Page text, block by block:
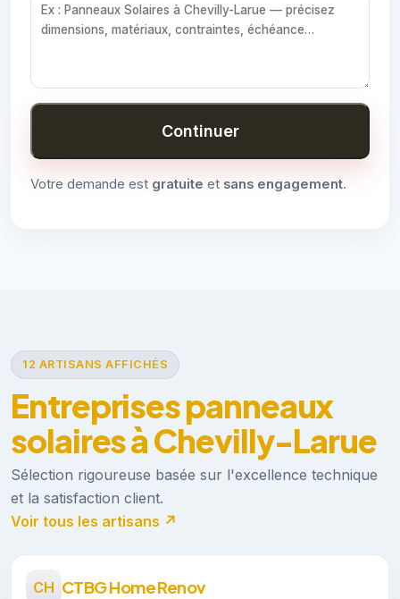
Continuer
Votre demande est gratuite et sans engagement.
12 ARTISANS AFFICHÉS
Entreprises panneaux
solaires à Chevilly-Larue
Sélection rigoureuse basée sur l'excellence technique
et la satisfaction client.
Voir tous les artisans ↗
CH CTBG Home Renov